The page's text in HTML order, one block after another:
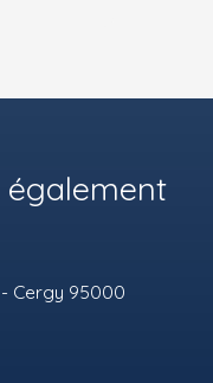
également